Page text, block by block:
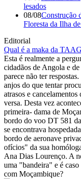
lesados
08/08Construção
Floresta da Ilha
Editorial
Qual é a maka da
Esta é realmente a
cidadãos de Angola e
parece não ter
anjos do que tentar
atrasos e
versa. Desta vez
primeira- dama de
bordo do voo DT 581
se encontrava
bordo de aeronave
ofícios" da sua
Ana Dias Lourenço. A
uma "bandeira" e é
com Moçambique?